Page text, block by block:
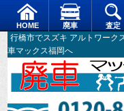
行橋市でスズキ アルトワーク
車マックス福岡へ
HOME 廃車 査定